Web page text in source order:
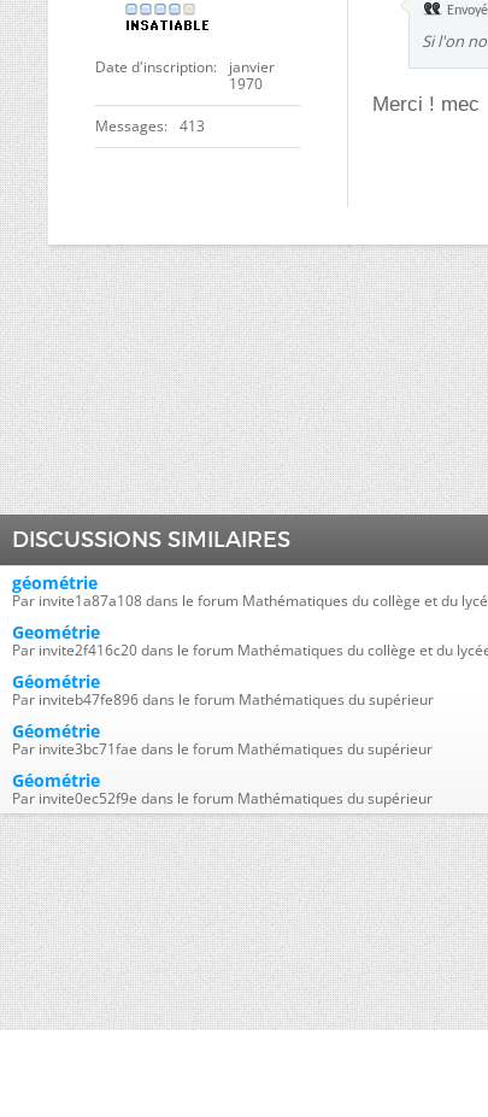
Date d'inscription
janvier
1970
Messages 413
Si l'on
Merci ! mec
DISCUSSIONS SIMILAIRES
géométrie
Par invite1a87a108 dans le forum Mathématiques du collège et du
Geométrie
Par invite2f416c20 dans le forum Mathématiques du collège et du
Géométrie
Par inviteb47fe896 dans le forum Mathématiques du supérieur
Géométrie
Par invite3bc71fae dans le forum Mathématiques du supérieur
Géométrie
Par invite0ec52f9e dans le forum Mathématiques du supérieur